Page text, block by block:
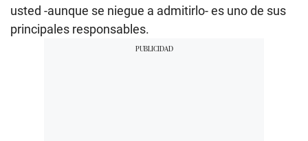
usted -aunque se niegue a admitirlo- es uno de sus
principales responsables.